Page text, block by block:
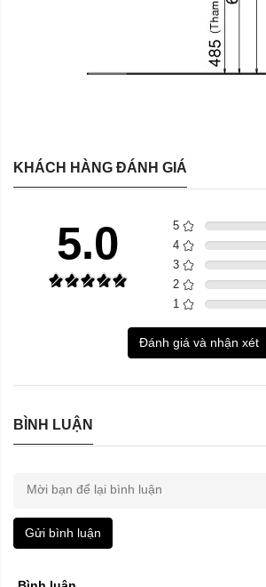
KHÁCH HÀNG ĐÁNH GIÁ
5.0 5
4
3
2
1
Đánh giá và nhận xét
BÌNH LUẬN
Gửi bình luận